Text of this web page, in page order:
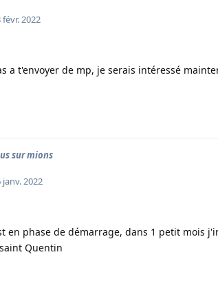
févr. 2022
a t'envoyer de mp, je serais intéressé
sur mions
janv. 2022
en phase de démarrage, dans 1 petit mois
Quentin